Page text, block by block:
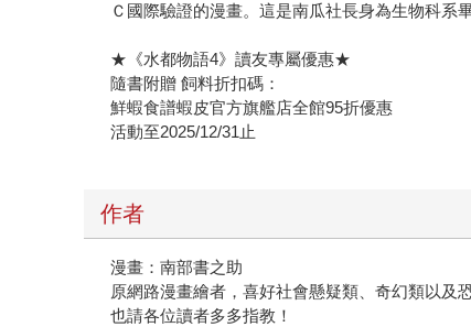
Ｃ國際驗證的漫畫。這是南瓜社長身為生物科系
★《水都物語4》讀友專屬優惠★
隨書附贈 飼料折扣碼：
鮮蝦食譜蝦皮官方旗艦店全館95折優惠
活動至2025/12/31止
作者
漫畫：南部書之助
原網路漫畫繪者，喜好社會懸疑類、奇幻類以及
也請各位讀者多多指教！